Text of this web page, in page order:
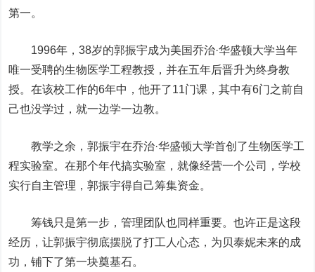
第一。
1996年，38岁的郭振宇成为美国乔治·华盛顿大学当年
唯一受聘的生物医学工程教授，并在五年后晋升为终身教
授。在该校工作的6年中，他开了11门课，其中有6门之前自
己也没学过，就一边学一边教。
教学之余，郭振宇在乔治·华盛顿大学首创了生物医学工
程实验室。在那个年代搞实验室，就像经营一个公司，学校
实行自主管理，郭振宇得自己筹集资金。
筹钱只是第一步，管理团队也同样重要。也许正是这段
经历，让郭振宇彻底摆脱了打工人心态，为贝泰妮未来的成
功，铺下了第一块奠基石。